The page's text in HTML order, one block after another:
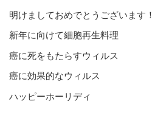
明けましておめでとうございます！
新年に向けて細胞再生料理
癌に死をもたらすウィルス
癌に効果的なウィルス
ハッピーホーリディ